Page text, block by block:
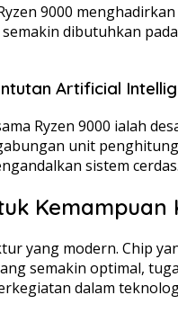
9000
dibutuhkan
Artificial
Ryzen 9000 ialah
unit
sistem cerdas.
Kemampuan
yang modern. Chip
semakin optimal,
dalam